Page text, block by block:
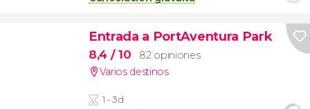
Entrada a PortAventura Park
8,4 / 10
82 opiniones
Varios destinos
1 - 3d